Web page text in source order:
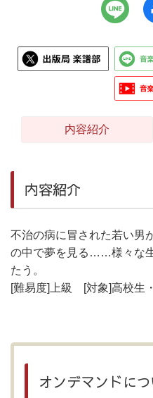
内容紹介
内容紹介
不治の病に冒された若い男
の中で夢を見る……様々な
たう。
[難易度]上級 [対象]高校生
オンデマンドに